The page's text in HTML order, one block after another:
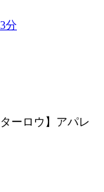
分
ーロウ】アパレ